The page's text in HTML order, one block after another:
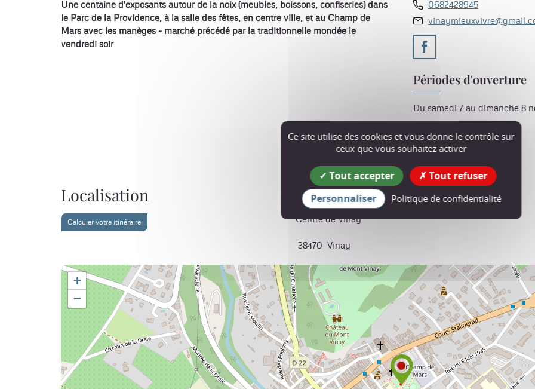
Une centaine d'exposants autour de la noix (meubles, boissons, confiseries) dans
le Parc de la Providence, à la salle des fêtes, en centre ville, et au Champ de
Mars avec les manèges - marché précédé par la traditionnelle mondée le
vendredi soir
0682428945
Périodes d'ouverture
Du samedi 7 au dimanche 8
Tarif
Localisation
Calculer votre itinéraire Centre de Vinay
38470 Vinay
+
−
Ce site utilise des cookies et vous donne le contrôle sur
ceux que vous souhaitez activer
Tout accepter
Tout refuser
Personnaliser
Politique de confidentialité